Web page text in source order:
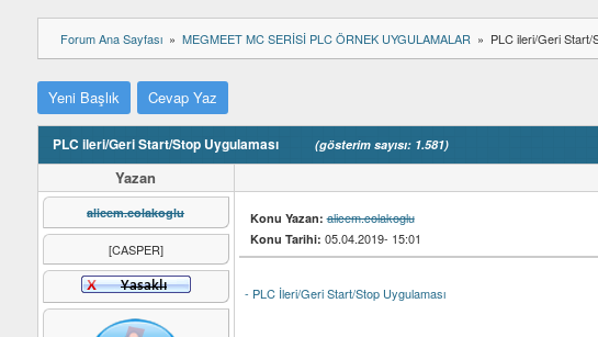
Forum Ana Sayfası MEGMEET MC SERİSİ PLC ÖRNEK UYGULAMALAR PLC ileri/Geri Start/
Yeni Başlık Cevap Yaz
PLC ileri/Geri Start/Stop Uygulaması (gösterim sayısı: 1.581)
Yazan
alicem.colakoglu
[CASPER]
Konu Yazan: alicem.colakoglu
Konu Tarihi: 05.04.2019- 15:01
- PLC İleri/Geri Start/Stop Uygulaması